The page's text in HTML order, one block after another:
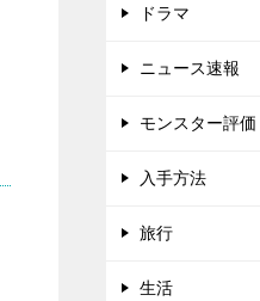
ドラマ
ニュース速報
モンスター評価
入手方法
旅行
生活